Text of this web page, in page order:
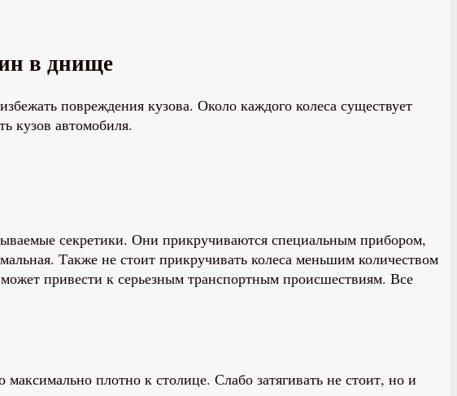
в днище
повреждения кузова. Около каждого колеса существует
кузов автомобиля.
секретики. Они прикручиваются специальным прибором,
Также не стоит прикручивать колеса меньшим количеством
привести к серьезным транспортным происшествиям. Все
плотно к столице. Слабо затягивать не стоит, но и